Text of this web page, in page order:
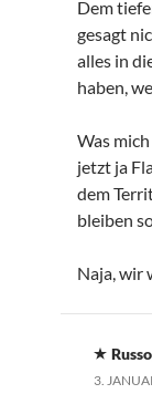
Dem
gesagt
alles in
haben,
Was
jetzt ja
dem
bleiben
Naja, wir
3.